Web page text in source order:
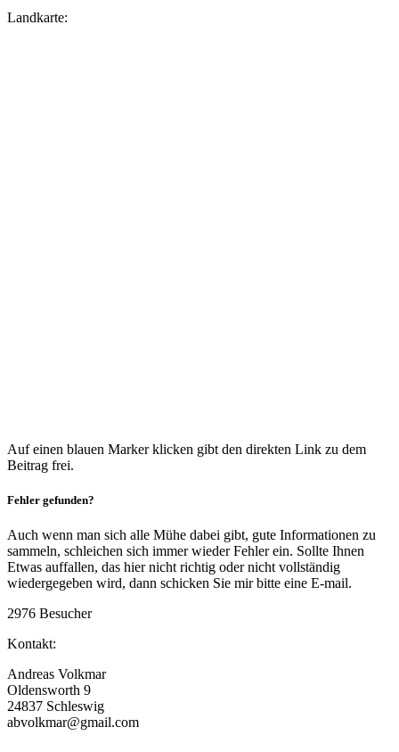
Landkarte:
Auf einen blauen Marker klicken gibt den direkten Link zu dem
Beitrag frei.
Fehler gefunden?
Auch wenn man sich alle Mühe dabei gibt, gute Informationen zu
sammeln, schleichen sich immer wieder Fehler ein. Sollte Ihnen
Etwas auffallen, das hier nicht richtig oder nicht vollständig
wiedergegeben wird, dann schicken Sie mir bitte eine E-mail.
2976 Besucher
Kontakt:
Andreas Volkmar
Oldensworth 9
24837 Schleswig
abvolkmar@gmail.com